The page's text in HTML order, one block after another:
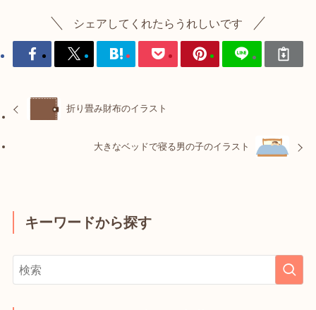
シェアしてくれたらうれしいです
折り畳み財布のイラスト
大きなベッドで寝る男の子のイラスト
キーワードから探す